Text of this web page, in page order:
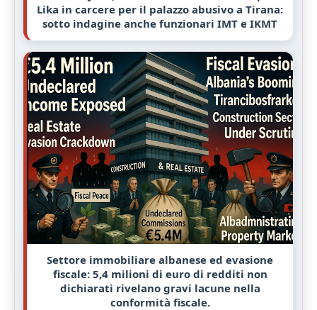
Lika in carcere per il palazzo abusivo a Tirana:
sotto indagine anche funzionari IMT e IKMT
Settore immobiliare albanese ed evasione
fiscale: 5,4 milioni di euro di redditi non
dichiarati rivelano gravi lacune nella
conformità fiscale.